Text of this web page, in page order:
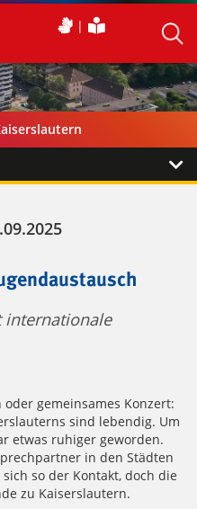
internationale
gemeinsames Konzert:
sind lebendig. Um
etwas ruhiger geworden.
in den Städten
so der Kontakt, doch die
zu Kaiserslautern.